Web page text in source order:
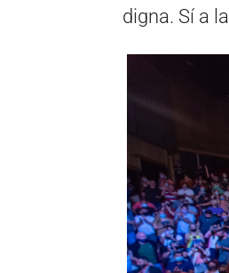
digna. Sí a